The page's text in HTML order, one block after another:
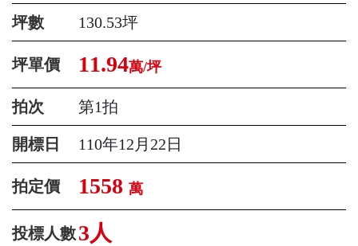
坪數 130.53坪
坪單價 11.94萬/坪
拍次 第1拍
開標日 110年12月22日
拍定價 1558 萬
投標人數3人